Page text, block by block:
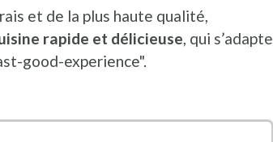
et de la plus haute qualité,
rapide et délicieuse, qui s’adapte
good-experience".